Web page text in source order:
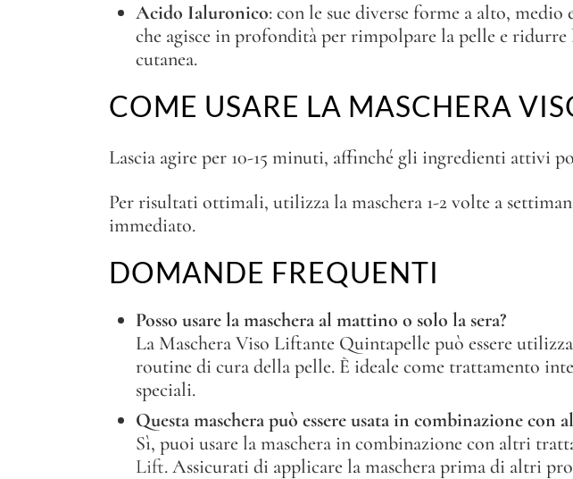
Acido Ialuronico: con le sue diverse forme a alto,
che agisce in profondità per rimpolpare la pelle e
cutanea.
COME USARE LA MASCHERA
Lascia agire per 10-15 minuti, affinché gli ingredienti attivi
Per risultati ottimali, utilizza la maschera 1-2 volte a
immediato.
DOMANDE FREQUENTI
Posso usare la maschera al mattino o solo la sera?
La Maschera Viso Liftante Quintapelle può essere
routine di cura della pelle. È ideale come trattamento
speciali.
Questa maschera può essere usata in combinazione
Sì, puoi usare la maschera in combinazione con altri
Lift. Assicurati di applicare la maschera prima di altri